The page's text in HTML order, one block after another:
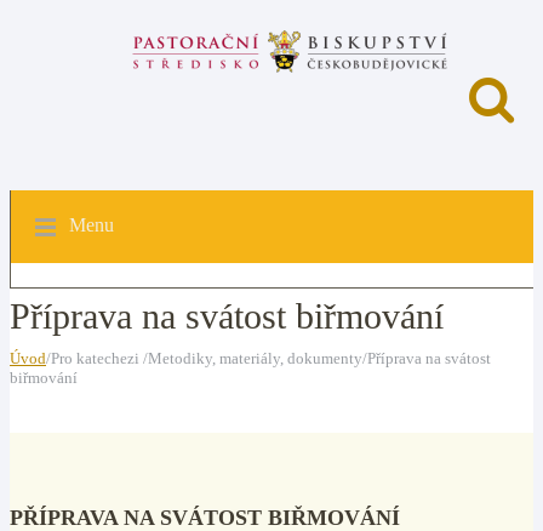
Menu
Příprava na svátost biřmování
Úvod/Pro katechezi /Metodiky, materiály, dokumenty/Příprava na svátost
biřmování
PŘÍPRAVA NA SVÁTOST BIŘMOVÁNÍ